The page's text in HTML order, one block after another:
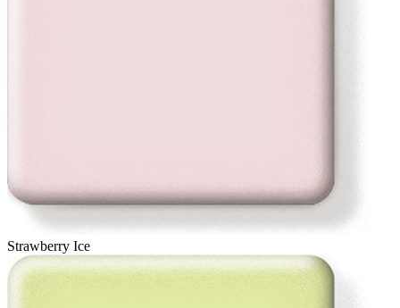
Strawberry Ice